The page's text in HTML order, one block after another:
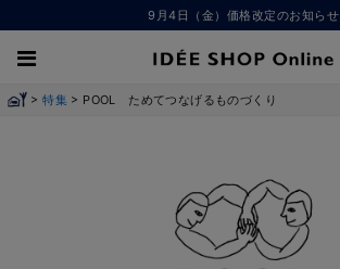
9月4日（金）価格改定のお知らせ
>特集 > POOL ためてつなげるものづくり